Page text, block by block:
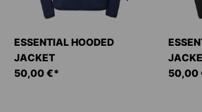
ESSENTIAL HOODED
JACKET
50,00 €*
50,00